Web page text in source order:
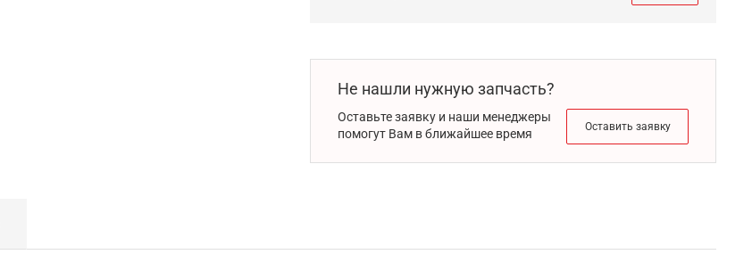
Не нашли нужную запчасть?
Оставьте заявку и наши менеджеры
помогут Вам в ближайшее время
Оставить заявку